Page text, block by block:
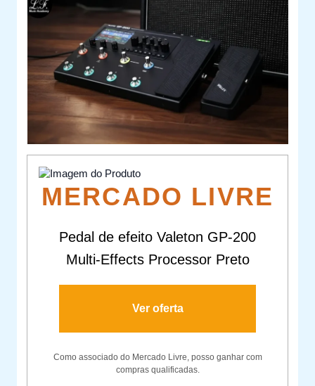
MERCADO LIVRE
Pedal de efeito Valeton GP-200
Multi-Effects Processor Preto
Ver oferta
Como associado do Mercado Livre, posso ganhar com
compras qualificadas.